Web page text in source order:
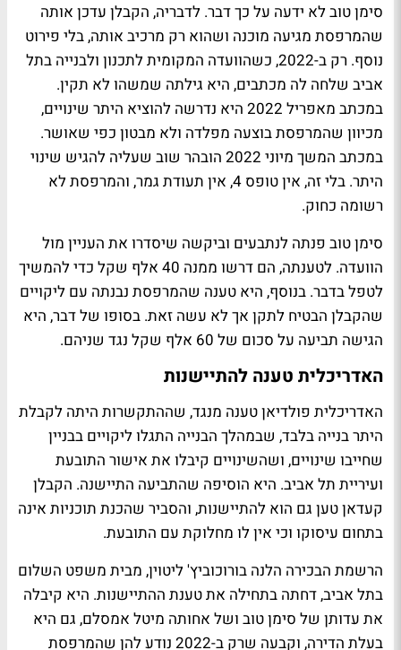
סימן טוב לא ידעה על כך דבר. לדבריה, הקבלן עדכן אותה
שהמרפסת מגיעה מוכנה ושהוא רק מרכיב אותה, בלי פירוט
נוסף. רק ב-2022, כשהוועדה המקומית לתכנון ולבנייה בתל
אביב שלחה לה מכתבים, היא גילתה שמשהו לא תקין.
במכתב מאפריל 2022 היא נדרשה להוציא היתר שינויים,
מכיוון שהמרפסת בוצעה מפלדה ולא מבטון כפי שאושר.
במכתב המשך מיוני 2022 הובהר שוב שעליה להגיש שינוי
היתר. בלי זה, אין טופס 4, אין תעודת גמר, והמרפסת לא
רשומה כחוק.
סימן טוב פנתה לנתבעים וביקשה שיסדרו את העניין מול
הוועדה. לטענתה, הם דרשו ממנה 40 אלף שקל כדי להמשיך
לטפל בדבר. בנוסף, היא טענה שהמרפסת נבנתה עם ליקויים
שהקבלן הבטיח לתקן אך לא עשה זאת. בסופו של דבר, היא
הגישה תביעה על סכום של 60 אלף שקל נגד שניהם.
האדריכלית טענה להתיישנות
האדריכלית פולדיאן טענה מנגד, שההתקשרות היתה לקבלת
היתר בנייה בלבד, שבמהלך הבנייה התגלו ליקויים בבניין
שחייבו שינויים, ושהשינויים קיבלו את אישור התובעת
ועיריית תל אביב. היא הוסיפה שהתביעה התיישנה. הקבלן
קעדאן טען גם הוא להתיישנות, והסביר שהכנת תוכניות אינה
בתחום עיסוקו וכי אין לו מחלוקת עם התובעת.
הרשמת הבכירה הלנה בורוכוביץ' ליטוין, מבית משפט השלום
בתל אביב, דחתה בתחילה את טענת ההתיישנות. היא קיבלה
את עדותן של סימן טוב ושל אחותה מיטל אמסלם, גם היא
בעלת הדירה, וקבעה שרק ב-2022 נודע להן שהמרפסת